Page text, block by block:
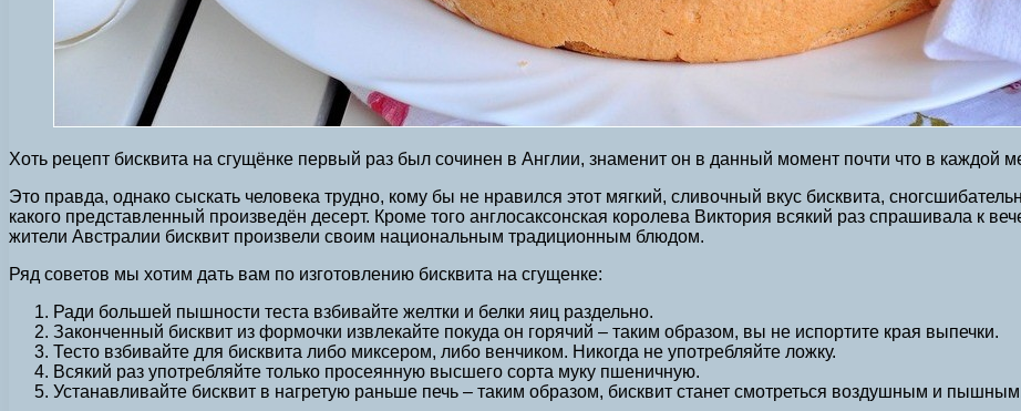
Хоть рецепт бисквита на сгущёнке первый раз был сочинен в Англии, знаменит он в данный момент почти что в каждой
Это правда, однако сыскать человека трудно, кому бы не нравился этот мягкий, сливочный вкус бисквита,
какого представленный произведён десерт. Кроме того англосаксонская королева Виктория всякий раз спрашивала к
жители Австралии бисквит произвели своим национальным традиционным блюдом.
Ряд советов мы хотим дать вам по изготовлению бисквита на сгущенке:
Ради большей пышности теста взбивайте желтки и белки яиц раздельно.
Законченный бисквит из формочки извлекайте покуда он горячий – таким образом, вы не испортите края выпечки.
Тесто взбивайте для бисквита либо миксером, либо венчиком. Никогда не употребляйте ложку.
Всякий раз употребляйте только просеянную высшего сорта муку пшеничную.
Устанавливайте бисквит в нагретую раньше печь – таким образом, бисквит станет смотреться воздушным и